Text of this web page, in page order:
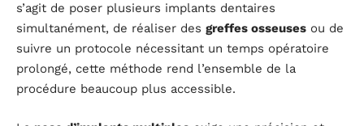
s’agit de poser plusieurs implants dentaires
simultanément, de réaliser des greffes osseuses ou de
suivre un protocole nécessitant un temps opératoire
prolongé, cette méthode rend l’ensemble de la
procédure beaucoup plus accessible.